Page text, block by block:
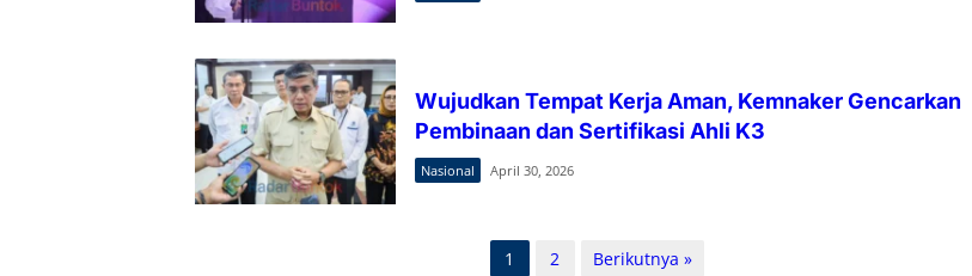
Wujudkan Tempat Kerja Aman, Kemnaker Gencarkan
Pembinaan dan Sertifikasi Ahli K3
Nasional April 30, 2026
1 2 Berikutnya »